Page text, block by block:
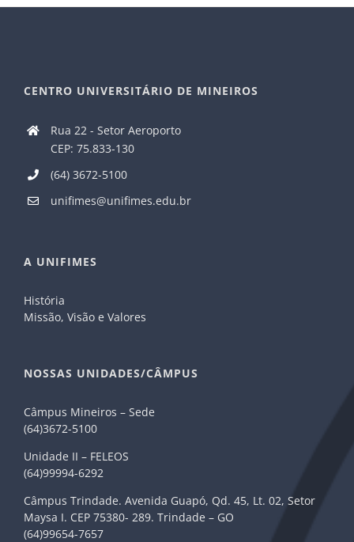
CENTRO UNIVERSITÁRIO DE MINEIROS
Rua 22 - Setor Aeroporto
CEP: 75.833-130
(64) 3672-5100
unifimes@unifimes.edu.br
A UNIFIMES
História
Missão, Visão e Valores
NOSSAS UNIDADES/CÂMPUS
Câmpus Mineiros – Sede
(64)3672-5100
Unidade II – FELEOS
(64)99994-6292
Câmpus Trindade. Avenida Guapó, Qd. 45, Lt. 02, Setor
Maysa I. CEP 75380- 289. Trindade – GO
(64)99654-7657